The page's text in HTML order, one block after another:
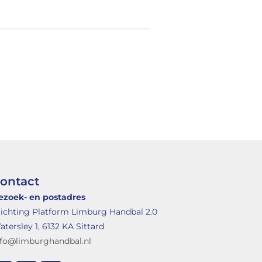
en postadres
Platform Limburg Handbal 2.0
1, 6132 KA Sittard